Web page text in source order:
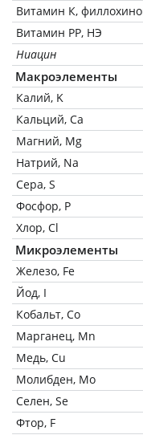
Витамин К,
Витамин РР, НЭ
Ниацин
Макроэлементы
Калий, K
Кальций, Ca
Магний, Mg
Натрий, Na
Сера, S
Фосфор, P
Хлор, Cl
Микроэлементы
Железо, Fe
Йод, I
Кобальт, Co
Марганец, Mn
Медь, Cu
Молибден, Mo
Селен, Se
Фтор, F